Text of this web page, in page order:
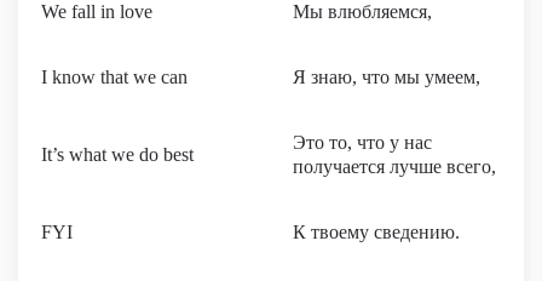
We fall in love Мы влюбляемся,
I know that we can Я знаю, что мы умеем,
It’s what we do best
Это то, что у нас
получается лучше всего,
FYI К твоему сведению.